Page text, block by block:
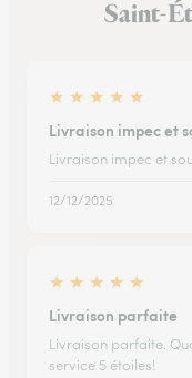
Saint-
★ ★ ★ ★ ★
Livraison impec et
Livraison impec et
12/12/2025
★ ★ ★ ★ ★
Livraison parfaite
Livraison parfaite.
service 5 étoiles!